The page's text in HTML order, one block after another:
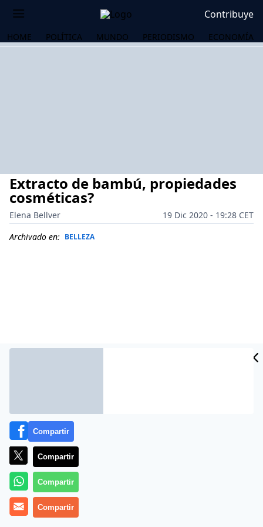
Contribuye
HOME POLÍTICA MUNDO PERIODISMO ECONOMÍA
Extracto de bambú, propiedades
cosméticas?
Elena Bellver
19 Dic 2020 - 19:28 CET
Archivado en: BELLEZA
Más información
Compartir
Compartir
Compartir
Compartir